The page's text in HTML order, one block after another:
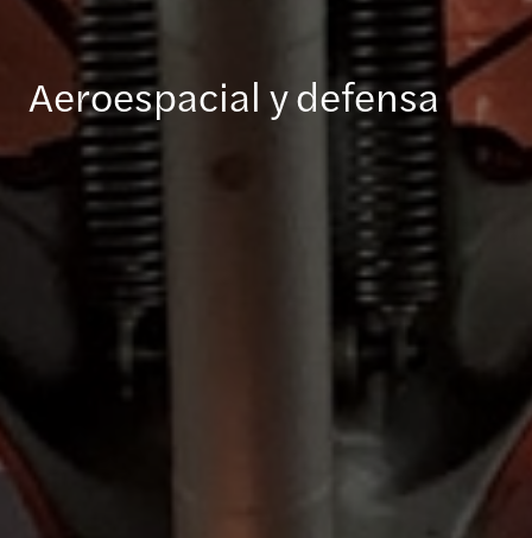
Aeroespacial y defensa